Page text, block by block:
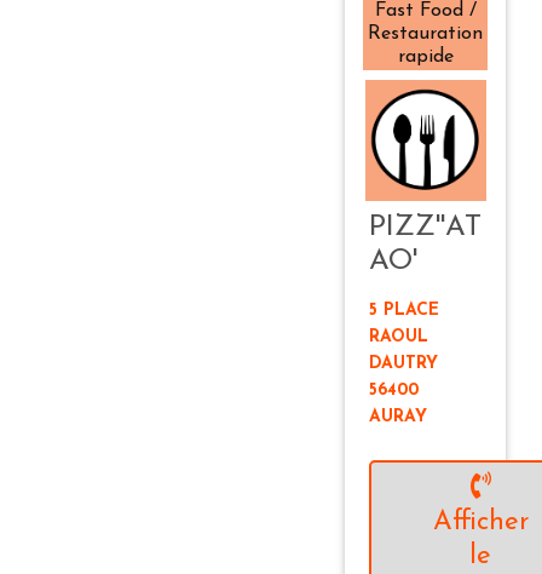
Fast Food /
Restauration
rapide
PIZZ''AT
AO'
5 PLACE
RAOUL
DAUTRY
56400
AURAY
Afficher
le